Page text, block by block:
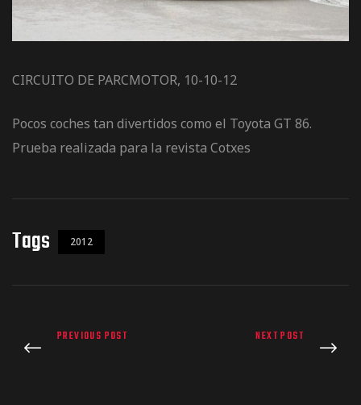
CIRCUITO DE PARCMOTOR, 10-10-12
Pocos coches tan divertidos como el Toyota GT 86.
Prueba realizada para la revista Cotxes
Tags 2012
PREVIOUS POST NEXT POST
Ruta
Tour